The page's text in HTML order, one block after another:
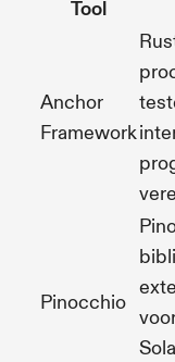
Tool
Anchor
Framework
Pinocchio